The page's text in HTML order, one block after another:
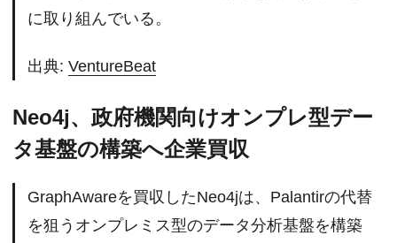
に取り組んでいる。
出典: VentureBeat
Neo4j、政府機関向けオンプレ型デー
タ基盤の構築へ企業買収
GraphAwareを買収したNeo4jは、Palantirの代替
を狙うオンプレミス型のデータ分析基盤を構築